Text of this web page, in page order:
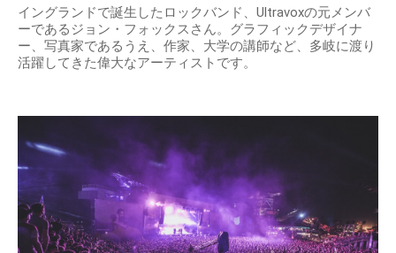
イングランドで誕生したロックバンド、Ultravoxの元メンバ
ーであるジョン・フォックスさん。グラフィックデザイナ
ー、写真家であるうえ、作家、大学の講師など、多岐に渡り
活躍してきた偉大なアーティストです。